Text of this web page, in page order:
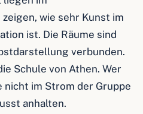
wie sehr Kunst im
ist. Die Räume sind
verbunden.
Schule von Athen. Wer
im Strom der Gruppe
anhalten.